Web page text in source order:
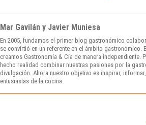
Mar Gavilán y Javier Muniesa
En 2005, fundamos el primer blog gastronómico
se convirtió en un referente en el ámbito gastronómico.
creamos Gastronomía & Cía de manera independiente.
hecho realidad combinar nuestras pasiones por la
divulgación. Ahora nuestro objetivo es inspirar,
entusiastas de la cocina.